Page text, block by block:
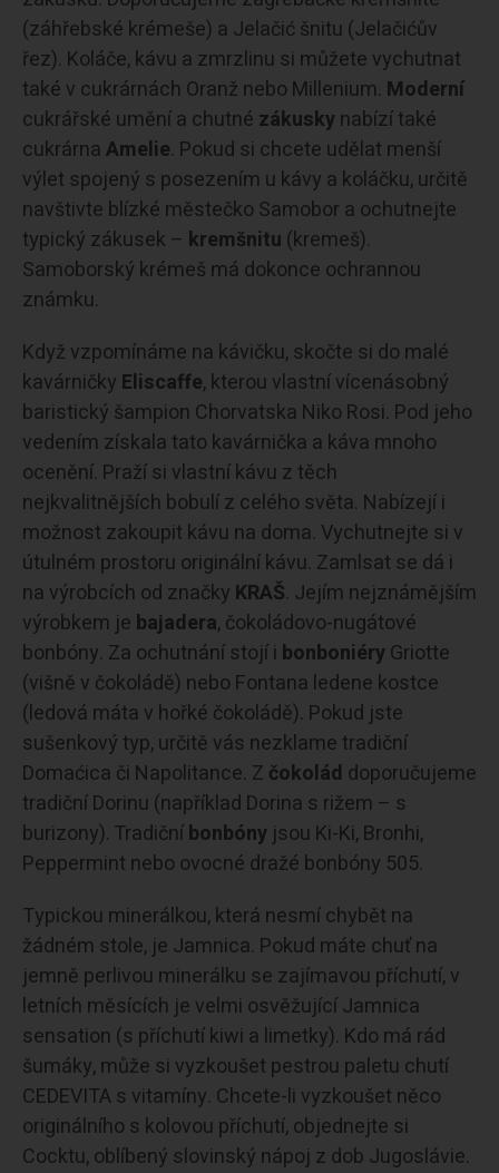
(záhřebské krémeše) a Jelačić šnitu (Jelačićův
řez). Koláče, kávu a zmrzlinu si můžete vychutnat
také v cukrárnách Oranž nebo Millenium. Moderní
cukrářské umění a chutné zákuskynabízí také
cukrárnaAmelie. Pokud si chcete udělat menší
výlet spojený s posezením u kávy a koláčku, určitě
navštivte blízké městečko Samobor a ochutnejte
typický zákusek – kremšnitu (kremeš).
Samoborský krémeš má dokonce ochrannou
známku.
Když vzpomínáme na kávičku, skočte si do malé
kavárničky Eliscaffe, kterou vlastní vícenásobný
baristický šampion Chorvatska Niko Rosi. Pod jeho
vedením získala tato kavárnička a káva mnoho
ocenění. Praží si vlastní kávu z těch
nejkvalitnějších bobulí z celého světa. Nabízejí i
možnost zakoupit kávu na doma. Vychutnejte si v
útulném prostoru originální kávu. Zamlsat se dá i
na výrobcích od značky KRAŠ. Jejím nejznámějším
výrobkem je bajadera, čokoládovo-nugátové
bonbóny. Za ochutnání stojí i bonboniéryGriotte
(višně v čokoládě) nebo Fontana ledene kostce
(ledová máta v hořké čokoládě). Pokud jste
sušenkový typ, určitě vás nezklame tradiční
Domaćica či Napolitance. Z čokolád doporučujeme
tradiční Dorinu (například Dorina s rižem – s
burizony). Tradičníbonbóny jsou Ki-Ki, Bronhi,
Peppermint nebo ovocné dražé bonbóny 505.
Typickou minerálkou, která nesmí chybět na
žádném stole, je Jamnica. Pokud máte chuť na
jemně perlivou minerálku se zajímavou příchutí, v
letních měsících je velmi osvěžující Jamnica
sensation (s příchutí kiwi a limetky). Kdo má rád
šumáky, může si vyzkoušet pestrou paletu chutí
CEDEVITA s vitamíny. Chcete-li vyzkoušet něco
originálního s kolovou příchutí, objednejte si
Cocktu, oblíbený slovinský nápoj z dob Jugoslávie.